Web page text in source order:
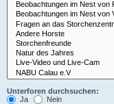
Unterforen durchsuchen:
Ja
Nein